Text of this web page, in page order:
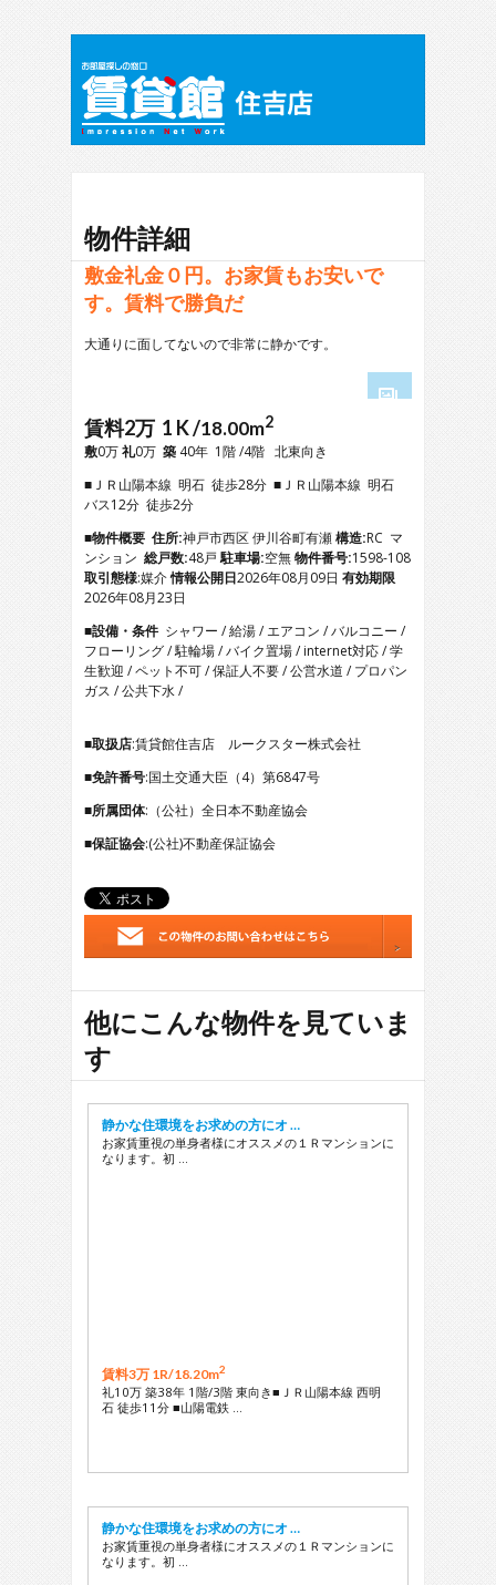
物件詳細
敷金礼金０円。お家賃もお安いで
す。賃料で勝負だ
大通りに面してないので非常に静かです。
4
6
7
8
9
11
12
13
26
28
29
賃料2万 1 K /18.00m2
敷0万礼0万 築 40年 1階 /4階 北東向き
■ＪＲ山陽本線 明石 徒歩28分 ■ＪＲ山陽本線 明石
バス12分 徒歩2分
■物件概要 住所:神戸市西区 伊川谷町有瀬構造:RC マ
ンション 総戸数:48戸駐車場:空無物件番号:1598-108
取引態様:媒介情報公開日2026年08月09日 有効期限
2026年08月23日
■設備・条件 シャワー / 給湯 / エアコン / バルコニー /
フローリング / 駐輪場 / バイク置場 / internet対応 / 学
生歓迎 / ペット不可 / 保証人不要 / 公営水道 / プロパン
ガス / 公共下水 /
■取扱店:賃貸館住吉店 ルークスター株式会社
■免許番号:国土交通大臣（4）第6847号
■所属団体:（公社）全日本不動産協会
■保証協会:(公社)不動産保証協会
他にこんな物件を見ていま
す
静かな住環境をお求めの方にオ …
お家賃重視の単身者様にオススメの１Ｒマンションに
なります。初 …
賃料3万 1R/18.20m2
礼10万 築38年 1階/3階 東向き■ＪＲ山陽本線 西明
石 徒歩11分 ■山陽電鉄 …
静かな住環境をお求めの方にオ …
お家賃重視の単身者様にオススメの１Ｒマンションに
なります。初 …